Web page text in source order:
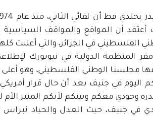
أعتقد أن المواقع والمواقف السياسية
الفلسطيني في الجزائر، والتي
المنظمة الدولية في نيويورك
مجلسنا الوطني الفلسطيني، وهو
اليوم في جنيف بعد أن حال قرار أمريكي
وجودي معكم وبينكم لأنكم المنبر
في جنيف، حيث العدل والحياد